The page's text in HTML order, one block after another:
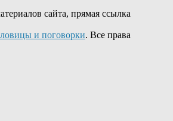
сайта, прямая ссылка
и поговорки. Все права